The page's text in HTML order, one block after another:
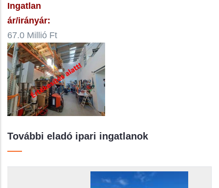
Ingatlan
ár/irányár:
67.0 Millió Ft
További eladó ipari ingatlanok